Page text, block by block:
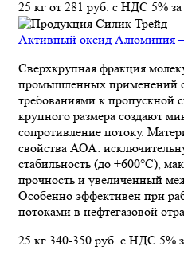
25 кг от 281 руб. с НДС 5% за
Активный оксид Алюминия
Сверхкрупная фракция
промышленных применений
требованиями к пропускной
крупного размера создают
сопротивление потоку.
свойства АОА:
стабильность (до +600°C),
прочность и увеличенный
Особенно эффективен при
потоками в нефтегазовой
25 кг 340-350 руб. с НДС 5%